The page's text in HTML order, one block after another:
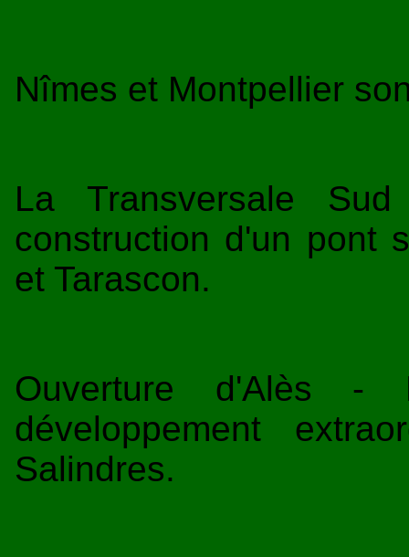
Nîmes et Montpellier
La Transversale
construction d'un pont
et Tarascon.
Ouverture d'Alès -
développement
Salindres.